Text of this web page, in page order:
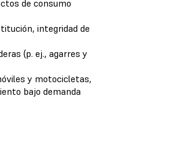
de consumo
integridad de
(p. ej., agarres y
y motocicletas,
bajo demanda